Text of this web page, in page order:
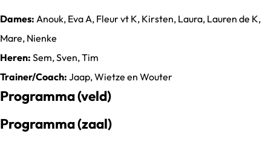
Dames: Anouk, Eva A, Fleur vt K, Kirsten, Laura, Lauren de K,
Mare, Nienke
Heren: Sem, Sven, Tim
Trainer/Coach: Jaap, Wietze en Wouter
Programma (veld)
Programma (zaal)